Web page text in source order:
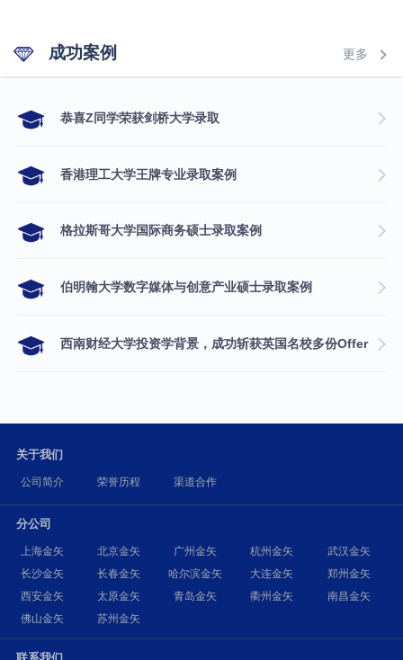
成功案例 更多
​恭喜Z同学荣获剑桥大学录取
香港理工大学王牌专业录取案例
格拉斯哥大学国际商务硕士录取案例
伯明翰大学数字媒体与创意产业硕士录取案例
西南财经大学投资学背景，成功斩获英国名校多份Offer
关于我们
公司简介 荣誉历程 渠道合作
分公司
上海金矢 北京金矢 广州金矢 杭州金矢
武汉金矢
长沙金矢
长春金矢 哈尔滨金矢 大连金矢
郑州金矢
西安金矢
太原金矢 青岛金矢 衢州金矢
南昌金矢
佛山金矢
苏州金矢